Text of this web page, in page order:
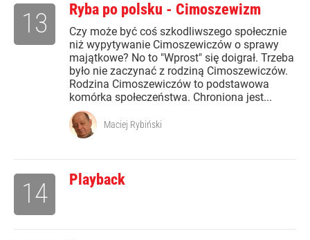
Ryba po polsku - Cimoszewizm
Czy może być coś szkodliwszego społecznie
niż wypytywanie Cimoszewiczów o sprawy
majątkowe? No to "Wprost" się doigrał. Trzeba
było nie zaczynać z rodziną Cimoszewiczów.
Rodzina Cimoszewiczów to podstawowa
komórka społeczeństwa. Chroniona jest...
13
Maciej Rybiński
Playback
14